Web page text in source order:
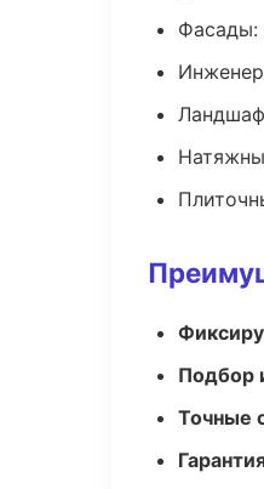
Фасады:
Подбор
Точные